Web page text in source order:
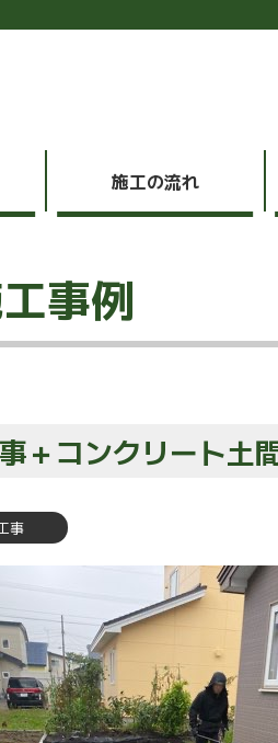
施工の流れ
事例
＋コンクリート土
事